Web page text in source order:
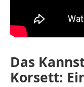
Das
Korsett: